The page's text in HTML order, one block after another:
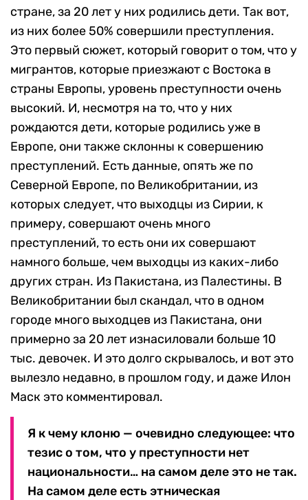
стране, за 20 лет у них родились дети. Так вот,
из них более 50% совершили преступления.
Это первый сюжет, который говорит о том, что у
мигрантов, которые приезжают с Востока в
страны Европы, уровень преступности очень
высокий. И, несмотря на то, что у них
рождаются дети, которые родились уже в
Европе, они также склонны к совершению
преступлений. Есть данные, опять же по
Северной Европе, по Великобритании, из
которых следует, что выходцы из Сирии, к
примеру, совершают очень много
преступлений, то есть они их совершают
намного больше, чем выходцы из каких-либо
других стран. Из Пакистана, из Палестины. В
Великобритании был скандал, что в одном
городе много выходцев из Пакистана, они
примерно за 20 лет изнасиловали больше 10
тыс. девочек. И это долго скрывалось, и вот это
вылезло недавно, в прошлом году, и даже Илон
Маск это комментировал.
Я к чему клоню — очевидно следующее: что
тезис о том, что у преступности нет
национальности… на самом деле это не так.
На самом деле есть этническая